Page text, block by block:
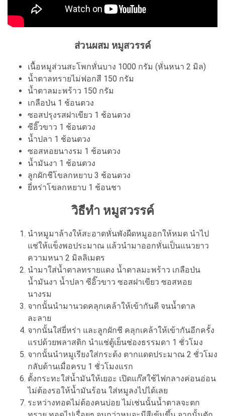
ส่วนผสม หมูสวรรค์
เนื้อหมูส่วนสะโพกหั่นบาง 1000 กรัม (หั่นหนา 2 มิล)
น้ำตาลทรายไม่ฟอกสี 150 กรัม
น้ำตาลมะพร้าว 150 กรัม
เกลือป่น 1 ช้อนตวง
ซอสปรุงรสฝาเขียว 1 ช้อนตวง
ซีอิ๊วขาว 1 ช้อนตวง
น้ำปลา 1 ช้อนตวง
ซอสหอยนางรม 1 ช้อนตวง
น้ำมันงา 1 ช้อนตวง
ลูกผักชีโขลกหยาบ 3 ช้อนตวง
ยี่หร่าโขลกหยาบ 1 ช้อนชา
วิธีทำ หมูสวรรค์
นำหมูมาล้างให้สะอาดหั่นพังผืดหมูออกให้หมด นำไป
แช่ให้แข็งพอประมาณ แล้วนำมาออกหั่นเป็นแนวยาว
ความหนา 2 มิลลิเมตร
นำมาใส่น้ำตาลทรายแดง น้ำตาลมะพร้าว เกลือป่น
น้ำมันงา น้ำปลา ซีอิ๊วขาว ซอสฝาเขียว ซอสหอย
นางรม
จากนั้นนำมานวดคลุกเคล้าให้เข้ากันดี จนน้ำตาล
ละลาย
จากนั้นใส่ยี่หร่า และลูกผักชี คลุกเคล้าให้เข้ากันอีกครั้ง
แรปด้วยพลาสติก นำแช่ตู้เย็นช่องธรรมดา 1 ชั่วโมง
จากนั้นนำหมูเรียงใส่กระด้ง ตากแดดประมาณ 2 ชั่วโมง
กลับด้านเมื่อครบ 1 ชั่วโมงแรก
ตั้งกระทะใส่น้ำมันให้เยอะ เปิดแก๊สใช้ไฟกลางค่อนอ่อน
ไม่ต้องรอให้น้ำมันร้อน ใส่หมูลงไปได้เลย
ระหว่างทอดไม่ต้องคนบ่อย ไม่เช่นนั้นน้ำตาลจะตก